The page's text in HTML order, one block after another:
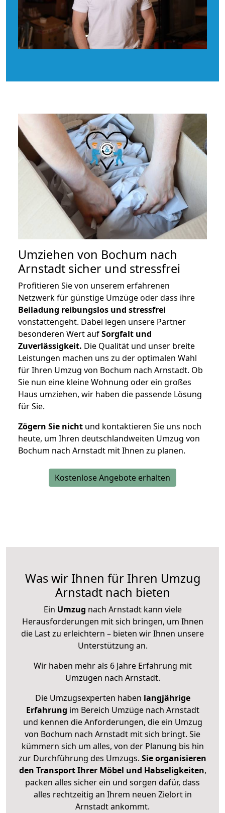
Umziehen von Bochum nach
Arnstadt sicher und stressfrei
Profitieren Sie von unserem erfahrenen
Netzwerk für günstige Umzüge oder dass ihre
Beiladung reibungslos und stressfrei
vonstattengeht. Dabei legen unsere Partner
besonderen Wert aufSorgfalt und
Zuverlässigkeit. Die Qualität und unser breite
Leistungen machen uns zu der optimalen Wahl
für Ihren Umzug von Bochum nach Arnstadt. Ob
Sie nun eine kleine Wohnung oder ein großes
Haus umziehen, wir haben die passende Lösung
für Sie.
Zögern Sie nicht und kontaktieren Sie uns noch
heute, um Ihren deutschlandweiten Umzug von
Bochum nach Arnstadt mit Ihnen zu planen.
Kostenlose Angebote erhalten
Was wir Ihnen für Ihren Umzug
Arnstadt nach bieten
Ein Umzug nach Arnstadt kann viele
Herausforderungen mit sich bringen, um Ihnen
die Last zu erleichtern – bieten wir Ihnen unsere
Unterstützung an.
Wir haben mehr als 6 Jahre Erfahrung mit
Umzügen nach Arnstadt.
Die Umzugsexperten haben langjährige
Erfahrung im Bereich Umzüge nach Arnstadt
und kennen die Anforderungen, die ein Umzug
von Bochum nach Arnstadt mit sich bringt. Sie
kümmern sich um alles, von der Planung bis hin
zur Durchführung des Umzugs. Sie organisieren
den Transport Ihrer Möbel und Habseligkeiten,
packen alles sicher ein und sorgen dafür, dass
alles rechtzeitig an Ihrem neuen Zielort in
Arnstadt ankommt.